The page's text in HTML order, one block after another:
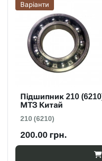
Варіанти
Підшипник 210
МТЗ Китай
210 (6210)
200.00 грн.